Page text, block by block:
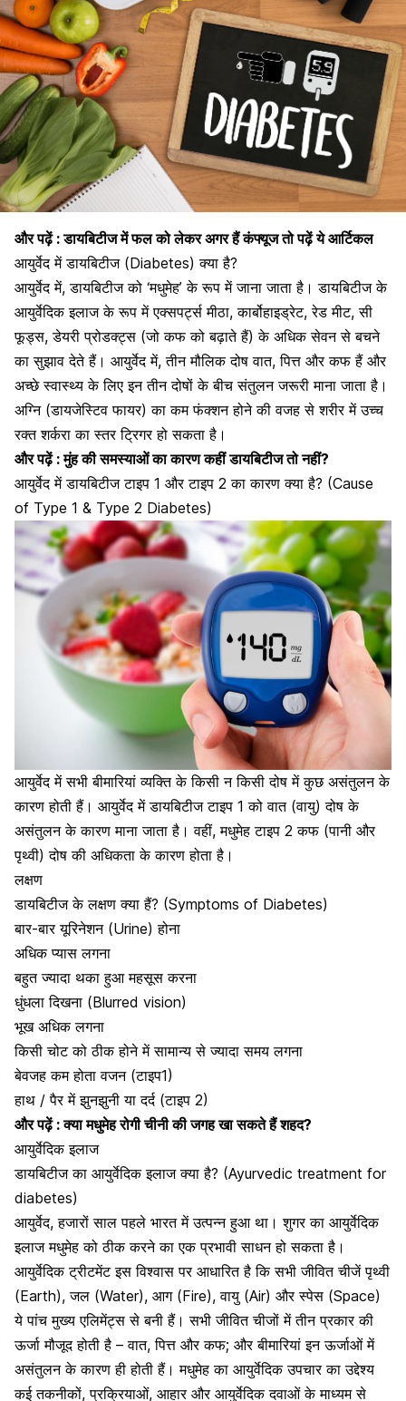
और पढ़ें :डायबिटीज में फल को लेकर अगर हैं कंफ्यूज तो पढ़ें ये आर्टिकल
आयुर्वेद में डायबिटीज (Diabetes) क्या है?
आयुर्वेद में, डायबिटीज को ‘मधुमेह’ के रूप में जाना जाता है। डायबिटीज के
आयुर्वेदिक इलाज के रूप में एक्सपर्ट्स मीठा, कार्बोहाइड्रेट, रेड मीट, सी
फूड्स, डेयरी प्रोडक्ट्स (जो कफ को बढ़ाते हैं) के अधिक सेवन से बचने
का सुझाव देते हैं। आयुर्वेद में, तीन मौलिक दोष वात, पित्त और कफ हैं और
अच्छे स्वास्थ्य के लिए इन तीन दोषों के बीच संतुलन जरूरी माना जाता है।
अग्नि (डायजेस्टिव फायर) का कम फंक्शन होने की वजह से शरीर में उच्च
रक्त शर्करा का स्तर ट्रिगर हो सकता है।
और पढ़ें :मुंह की समस्याओं का कारण कहीं डायबिटीज तो नहीं?
आयुर्वेद में डायबिटीज टाइप 1 और टाइप 2 का कारण क्या है? (Cause
of Type 1 & Type 2 Diabetes)
आयुर्वेद में सभी बीमारियां व्यक्ति के किसी न किसी दोष में कुछ असंतुलन के
कारण होती हैं। आयुर्वेद मेंडायबिटीज टाइप 1 को वात (वायु) दोष के
असंतुलन के कारण माना जाता है। वहीं,मधुमेह टाइप 2 कफ (पानी और
पृथ्वी) दोष की अधिकता के कारण होता है।
लक्षण
डायबिटीज के लक्षण क्या हैं? (Symptoms of Diabetes)
बार-बार यूरिनेशन (Urine) होना
अधिक प्यास लगना
बहुत ज्यादा थका हुआ महसूस करना
धुंधला दिखना (Blurred vision)
भूख अधिक लगना
किसी चोट को ठीक होने में सामान्य से ज्यादा समय लगना
बेवजह कम होता वजन (टाइप1)
हाथ / पैर में झुनझुनी या दर्द (टाइप 2)
और पढ़ें :क्या मधुमेह रोगी चीनी की जगह खा सकते हैं शहद?
आयुर्वेदिक इलाज
डायबिटीज का आयुर्वेदिक इलाज क्या है? (Ayurvedic treatment for
diabetes)
आयुर्वेद, हजारों साल पहले भारत में उत्पन्न हुआ था। शुगर का आयुर्वेदिक
इलाज मधुमेह को ठीक करने का एक प्रभावी साधन हो सकता है।
आयुर्वेदिक ट्रीटमेंट इस विश्वास पर आधारित है कि सभी जीवित चीजें पृथ्वी
(Earth), जल (Water), आग (Fire), वायु (Air) और स्पेस (Space)
ये पांच मुख्य एलिमेंट्स से बनी हैं। सभी जीवित चीजों में तीन प्रकार की
ऊर्जा मौजूद होती है – वात, पित्त और कफ; और बीमारियां इन ऊर्जाओं में
असंतुलन के कारण ही होती हैं। मधुमेह का आयुर्वेदिक उपचार का उद्देश्य
कई तकनीकों, प्रक्रियाओं, आहार और आयुर्वेदिक दवाओं के माध्यम से